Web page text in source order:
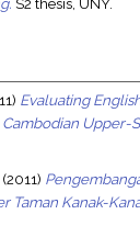
Evaluating
Upper-
(2011)
Taman Kanak-